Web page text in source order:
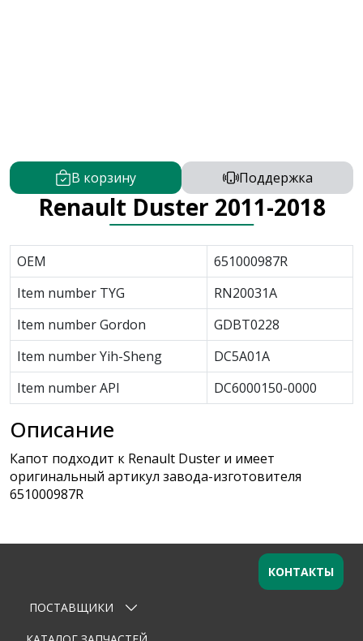
В корзину Поддержка
Renault Duster 2011-2018
OEM
651000987R
Item number TYG
RN20031A
Item number Gordon
GDBT0228
Item number Yih-Sheng
DC5A01A
Item number API
DC6000150-0000
Описание
Капот подходит к Renault Duster и имеет
оригинальный артикул завода-изготовителя
651000987R
Оставьте заявку
Ваше имя
ПОСТАВЩИКИ
КОНТАКТЫ